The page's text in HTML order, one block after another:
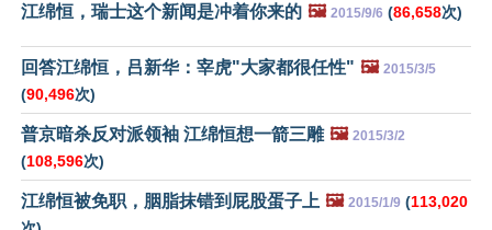
江绵恒，瑞士这个新闻是冲着你来的 🖼️ 2015/9/6 (86,658次)
回答江绵恒，吕新华：宰虎"大家都很任性" 🖼️ 2015/3/5
(90,496次)
普京暗杀反对派领袖 江绵恒想一箭三雕 🖼️ 2015/3/2
(108,596次)
江绵恒被免职，胭脂抹错到屁股蛋子上 🖼️ 2015/1/9 (113,020